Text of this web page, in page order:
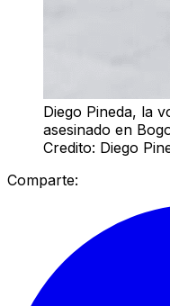
Diego Pineda, la
asesinado en
Credito: Diego
Comparte: